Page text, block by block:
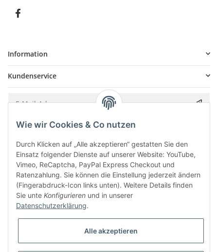
Information
Kundenservice
Bitte senden Sie mir entsprechend IhrerDatenschutzerklärung
* Alle Preise inkl. gesetzlicher USt., zzgl.
Wie wir Cookies & Co nutzen
Durch Klicken auf „Alle akzeptieren“ gestatten Sie den
Einsatz folgender Dienste auf unserer Website: YouTube,
Vimeo, ReCaptcha, PayPal Express Checkout und
Ratenzahlung. Sie können die Einstellung jederzeit ändern
(Fingerabdruck-Icon links unten). Weitere Details finden
Sie unte Konfigurieren und in unserer
Datenschutzerklärung.
Alle akzeptieren